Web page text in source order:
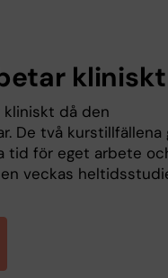
kliniskt
då den
De två kurstillfällena
tid för eget arbete
veckas